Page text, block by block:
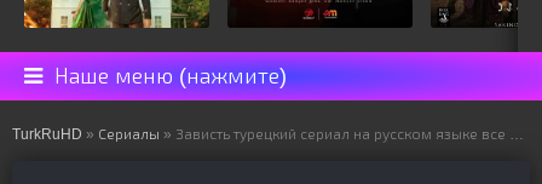
Наше меню (нажмите)
TurkRuHD » Сериалы » Зависть турецкий сериал на русском языке все серии смотреть онлайн бесплатно подряд